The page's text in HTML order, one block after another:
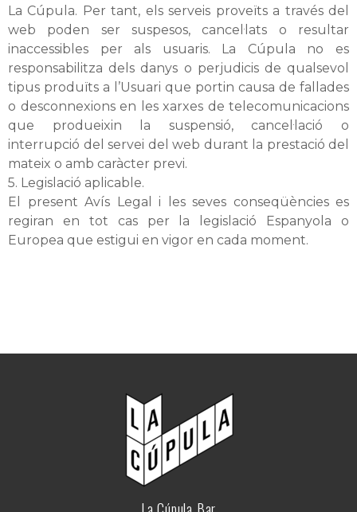
La Cúpula. Per tant, els serveis proveïts a través del
web poden ser suspesos, cancel·lats o resultar
inaccessibles per als usuaris. La Cúpula no es
responsabilitza dels danys o perjudicis de qualsevol
tipus produïts a l’Usuari que portin causa de fallades
o desconnexions en les xarxes de telecomunicacions
que produeixin la suspensió, cancel·lació o
interrupció del servei del web durant la prestació del
mateix o amb caràcter previ.
5. Legislació aplicable.
El present Avís Legal i les seves conseqüències es
regiran en tot cas per la legislació Espanyola o
Europea que estigui en vigor en cada moment.